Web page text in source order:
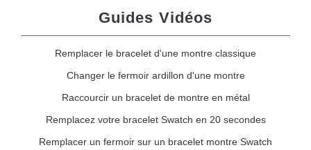
Guides Vidéos
Remplacer le bracelet d'une montre classique
Changer le fermoir ardillon d'une montre
Raccourcir un bracelet de montre en métal
Remplacez votre bracelet Swatch en 20 secondes
Remplacer un fermoir sur un bracelet montre Swatch